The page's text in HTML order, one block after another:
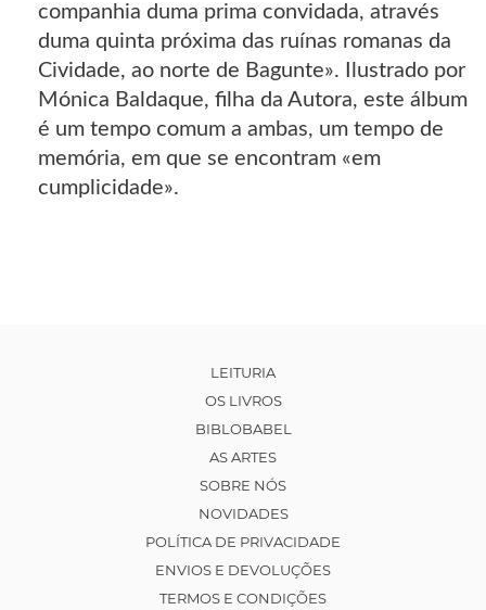
companhia duma prima convidada, através
duma quinta próxima das ruínas romanas da
Cividade, ao norte de Bagunte». Ilustrado por
Mónica Baldaque, filha da Autora, este álbum
é um tempo comum a ambas, um tempo de
memória, em que se encontram «em
cumplicidade».
LEITURIA
OS LIVROS
BIBLOBABEL
AS ARTES
SOBRE NÓS
NOVIDADES
POLÍTICA DE PRIVACIDADE
ENVIOS E DEVOLUÇÕES
TERMOS E CONDIÇÕES